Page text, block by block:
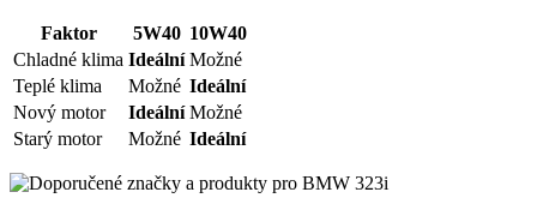
Faktor 5W40 10W40
Chladné⁣ klima Ideální Možné
Teplé klima
Možné Ideální
Nový⁢ motor
Ideální Možné
Starý motor
Možné Ideální